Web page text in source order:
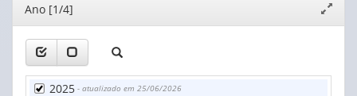
Editor
janela
Ano [1/4]
2025 - atualizado em 25/06/2026